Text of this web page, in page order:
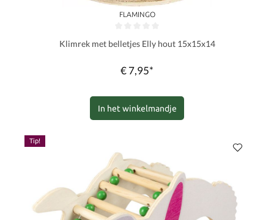
FLAMINGO
Klimrek met belletjes Elly hout 15x15x14
€ 7,95*
In het winkelmandje
Tip!